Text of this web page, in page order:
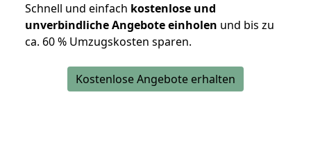
Schnell und einfach kostenlose und
unverbindliche Angebote einholen und bis zu
ca. 60 % Umzugskosten sparen.
Kostenlose Angebote erhalten